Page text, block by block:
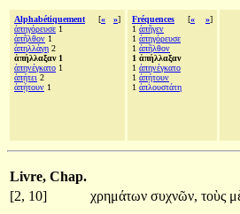
Alphabétiquement [« »]
ἀπηγόρευσε 1
ἀπῆλθον 1
ἀπηλλάγη 2
ἀπήλλαξαν 1
ἀπηνέγκατο 1
ἀπῄτει 2
ἀπῄτουν 1
Fréquences [« »]
1 ἀπῆγεν
1 ἀπηγόρευσε
1 ἀπῆλθον
1 ἀπήλλαξαν
1 ἀπηνέγκατο
1 ἀπῄτουν
1 ἁπλουστάτη
Livre, Chap.
[2, 10]
χρημάτων συχνῶν, τοὺς